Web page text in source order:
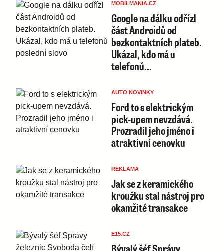
MOBILMANIA.CZ
Google na dálku odřízl
část Androidů od
bezkontaktních plateb.
Ukázal, kdo má u
telefonů…
AUTO NOVINKY
Ford to s elektrickým
pick-upem nevzdává.
Prozradil jeho jméno i
atraktivní cenovku
REKLAMA
Jak se z keramického
kroužku stal nástroj pro
okamžité transakce
E15.CZ